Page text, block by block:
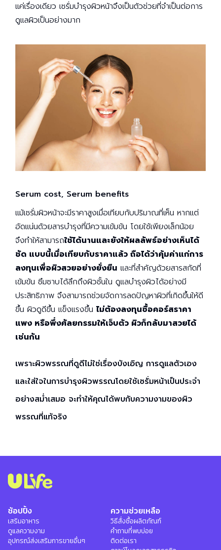
แค่เรื่องเดียว เซรั่มบำรุงผิวหน้าจึงเป็นตัวช่วยที่จำเป็นต่อการ
ดูแลผิวเป็นอย่างมาก
Serum cost, Serum benefits
แม้เซรั่มผิวหน้าจะมีราคาสูงเมื่อเทียบกับปริมาณที่เห็น หากแต่
อัดแน่นด้วยสารบำรุงที่มีความเข้มข้น โดยใช้เพียงเล็กน้อย
จึงทำให้สามารถใช้ได้นานและยังให้ผลลัพธ์อย่างเห็นได้
ชัด แบบนี้เมื่อเทียบกับราคาแล้ว ถือได้ว่าคุ้มค่าแก่การ
ลงทุนเพื่อผิวสวยอย่างยั่งยืน และที่สำคัญด้วยสารสกัดที่
เข้มข้น ซึมซาบได้ลึกถึงผิวชั้นใน ดูแลบำรุงผิวได้อย่างมี
ประสิทธิภาพ จึงสามารถช่วยจัดการลดปัญหาผิวที่เกิดขึ้นให้ดี
ขึ้น ผิวดูดีขึ้น แข็งแรงขึ้น ไม่ต้องลงทุนซื้อคอร์สราคา
แพง หรือพึ่งศัลยกรรมให้เจ็บตัว ผิวก็กลับมาสวยได้
เช่นกัน
เพราะผิวพรรณที่ดูดีไม่ใช่เรื่องบังเอิญ การดูแลตัวเอง
และใส่ใจในการบำรุงผิวพรรณโดยใช้เซรั่มหน้าเป็นประจำ
อย่างสม่ำเสมอ จะทำให้คุณได้พบกับความงามของผิว
พรรณที่แท้จริง
ช้อปปิ้ง
เสริมอาหาร
ดูแลความงาม
อุปกรณ์ส่งเสริมการขายอื่นๆ
ความช่วยเหลือ
วิธีสั่งซื้อผลิตภัณฑ์
คำถามที่พบบ่อย
ติดต่อเรา